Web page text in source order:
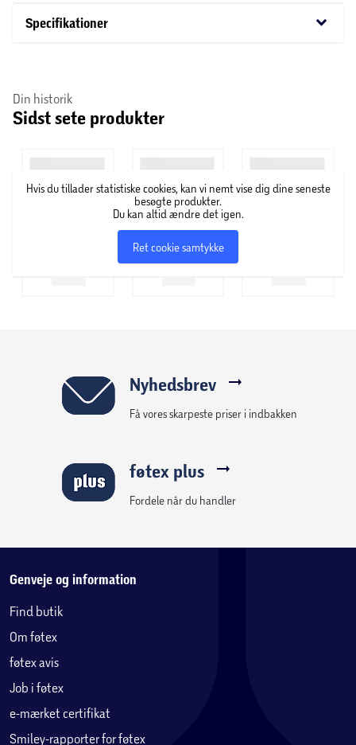
Specifikationer keyboard_arrow_down
Din historik
Sidst sete produkter
Hvis du tillader statistiske cookies, kan vi nemt vise dig dine seneste
besøgte produkter.
Du kan altid ændre det igen.
Ret cookie samtykke
Nyhedsbrev
Få vores skarpeste priser i indbakken
føtex plus
Fordele når du handler
Genveje og information
Find butik
Om føtex
føtex avis
Job i føtex
e-mærket certifikat
Smiley-rapporter for føtex